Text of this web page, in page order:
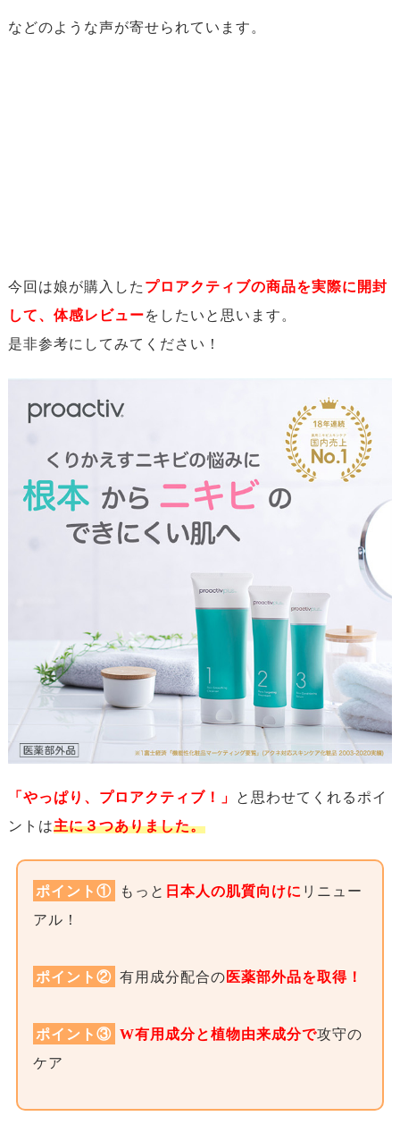
などのような声が寄せられています。
今回は娘が購入した プロアクティブの商品を実際に開封
して、体感レビューをしたいと思います。
是非参考にしてみてください！
「やっぱり、プロアクティブ！」
と思わせてくれるポイ
ントは主に３つありました。
ポイント① もっと 日本人の肌質向けに リニュー
アル！
ポイント② 有用成分配合の 医薬部外品を取得！
ポイント③ W有用成分と植物由来成分で攻守の
ケア